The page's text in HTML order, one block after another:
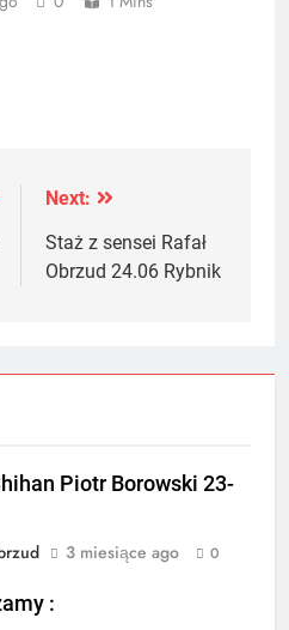
Next:
Staż z sensei Rafał
Obrzud 24.06 Rybnik
Piotr Borowski 23-
3 miesiące ago 0
: